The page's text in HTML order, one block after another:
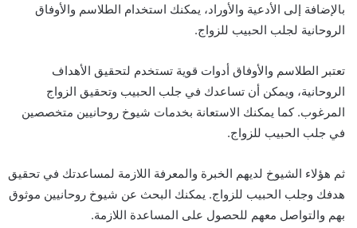
بالإضافة إلى الأدعية والأوراد، يمكنك استخدام الطلاسم والأوفاق
الروحانية لجلب الحبيب للزواج.
تعتبر الطلاسم والأوفاق أدوات قوية تستخدم لتحقيق الأهداف
الروحانية، ويمكن أن تساعدك في جلب الحبيب وتحقيق الزواج
المرغوب. كما يمكنك الاستعانة بخدمات شيوخ روحانيين متخصصين
في جلب الحبيب للزواج.
ثم هؤلاء الشيوخ لديهم الخبرة والمعرفة اللازمة لمساعدتك في تحقيق
هدفك وجلب الحبيب للزواج. يمكنك البحث عن شيوخ روحانيين موثوق
بهم والتواصل معهم للحصول على المساعدة اللازمة.